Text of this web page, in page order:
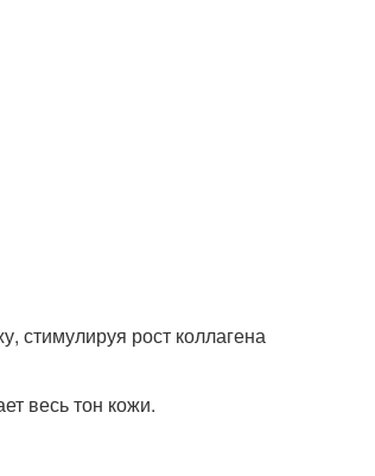
стимулируя рост коллагена
весь тон кожи.